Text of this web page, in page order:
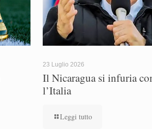
23 Luglio 2026
Il Nicaragua si infuria
l’Italia
Leggi tutto